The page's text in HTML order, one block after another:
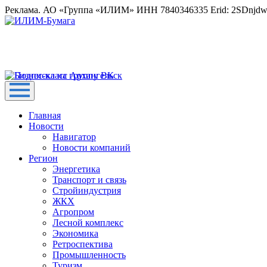
Реклама. АО «Группа «ИЛИМ» ИНН 7840346335 Erid:
Главная
Новости
Навигатор
Новости компаний
Регион
Энергетика
Транспорт и связь
Стройиндустрия
ЖКХ
Агропром
Лесной комплекс
Экономика
Ретроспектива
Промышленность